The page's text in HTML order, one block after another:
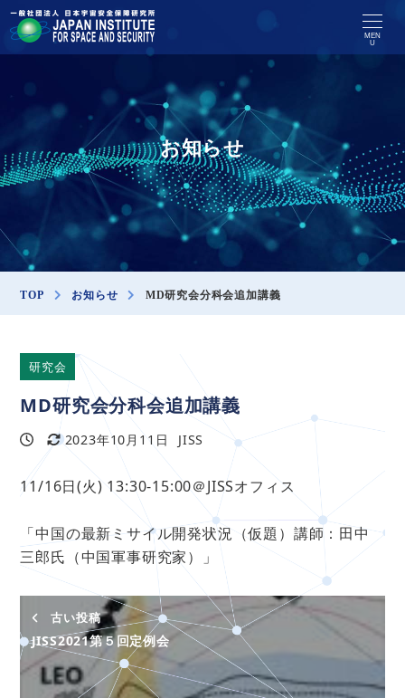
MEN
U
お知らせ
TOP お知らせ MD研究会分科会追加講義
研究会
MD研究会分科会追加講義
投稿日更新日
2023年10月11日
著
JISS
11/16日(火) 13:30-15:00＠JISSオフィス
「中国の最新ミサイル開発状況（仮題）講師：田中
三郎氏（中国軍事研究家）」
古い投稿
JISS2021第５回定例会